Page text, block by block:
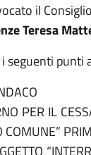
il
Teresa
seguenti punti
PER IL
COMUNE”